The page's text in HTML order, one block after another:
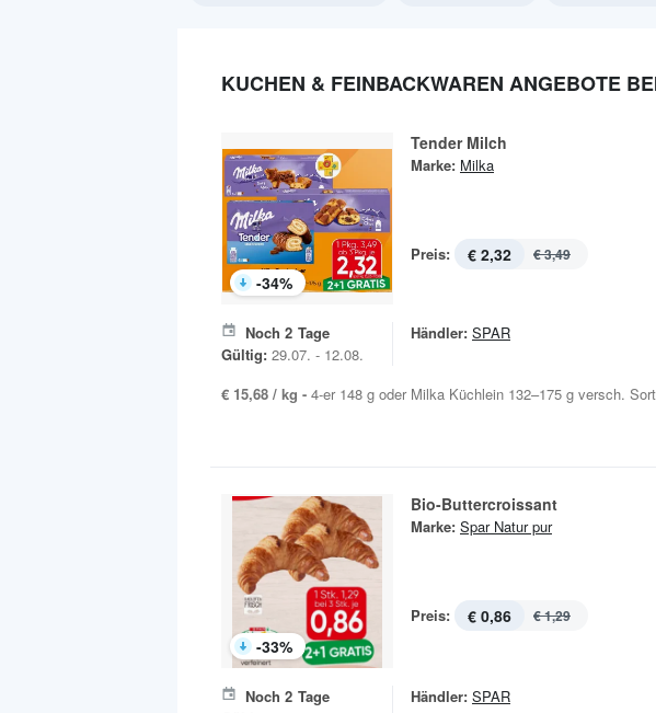
KUCHEN & FEINBACKWAREN ANGEBOTE
-34%
Tender Milch
Marke: Milka
Preis: € 2,32 € 3,49
Noch 2 Tage
Gültig: 29.07. - 12.08.
Händler: SPAR
€ 15,68 / kg - 4-er 148 g oder Milka Küchlein 132–175 g versch.
-33%
Bio-Buttercroissant
Marke: Spar Natur pur
Preis: € 0,86 € 1,29
Noch 2 Tage
Händler: SPAR